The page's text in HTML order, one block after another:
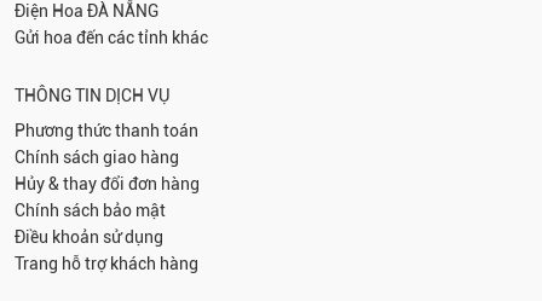
Điện Hoa ĐÀ NẴNG
Gửi hoa đến các tỉnh khác
THÔNG TIN DỊCH VỤ
Phương thức thanh toán
Chính sách giao hàng
Hủy & thay đổi đơn hàng
Chính sách bảo mật
Điều khoản sử dụng
Trang hỗ trợ khách hàng